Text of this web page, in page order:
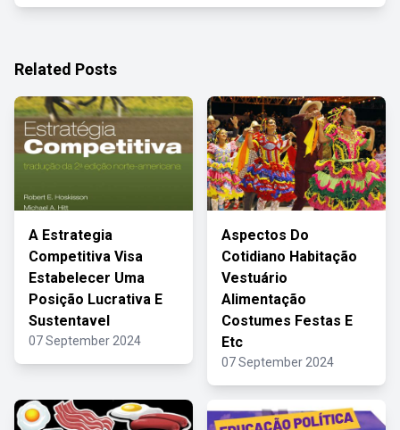
Related Posts
A Estrategia
Competitiva Visa
Estabelecer Uma
Posição Lucrativa E
Sustentavel
07 September 2024
Aspectos Do
Cotidiano Habitação
Vestuário
Alimentação
Costumes Festas E
Etc
07 September 2024